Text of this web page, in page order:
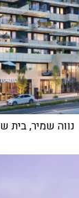
נווה שמיר, בית